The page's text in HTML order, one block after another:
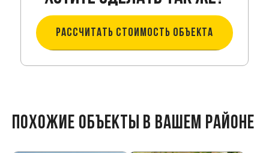
РАССЧИТАТЬ СТОИМОСТЬ ОБЪЕКТА
ПОХОЖИЕ ОБЪЕКТЫ В ВАШЕМ РАЙОНЕ